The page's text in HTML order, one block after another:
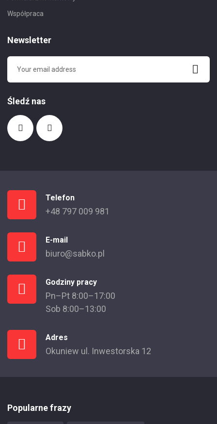
Współpraca
Newsletter
Śledź nas
Telefon
+48 797 009 981
E-mail
biuro@sabko.pl
Godziny pracy
Pn–Pt 8:00–17:00
Sob 8:00–13:00
Adres
Okuniew ul. Inwestorska 12
Popularne frazy